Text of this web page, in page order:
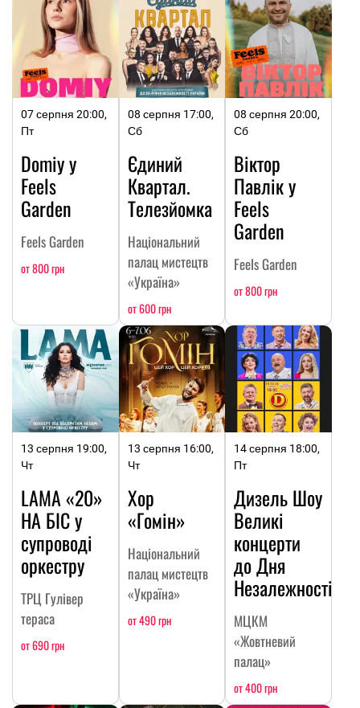
07 серпня 20:00,
Пт
Domiy у
Feels
Garden
Feels Garden
от 800 грн
08 серпня 17:00,
Сб
Єдиний
Квартал.
Телезйомка
Національний
палац мистецтв
«Україна»
от 600 грн
08 серпня 20:00,
Сб
Віктор
Павлік у
Feels
Garden
Feels Garden
от 800 грн
13 серпня 19:00,
Чт
LAMA «20»
НА БІС у
супроводі
оркестру
ТРЦ Гулівер
тераса
от 690 грн
13 серпня 16:00,
Чт
Хор
«Гомін»
Національний
палац мистецтв
«Україна»
от 490 грн
14 серпня 18:00,
Пт
Дизель Шоу
Великі
концерти
до Дня
Незалежності
МЦКМ
«Жовтневий
палац»
от 400 грн